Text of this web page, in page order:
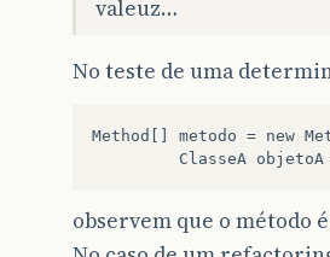
valeuz…
No teste de uma
Method[] metodo = new
observem que o método